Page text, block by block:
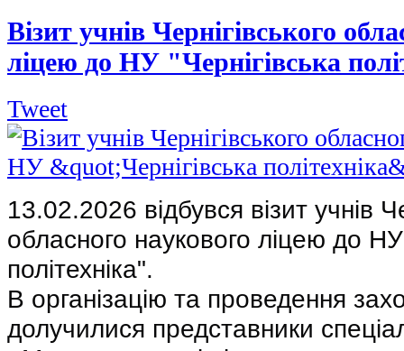
Візит учнів Чернігівського
ліцею до НУ "Чернігівська
Tweet
13.02.2026 відбувся візит учнів
обласного наукового ліцею до НУ
політехніка".
В організацію та проведення
долучилися представники